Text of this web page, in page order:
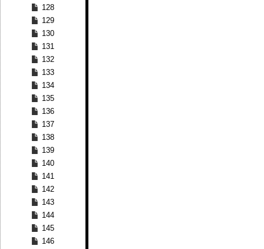
128
129
130
131
132
133
134
135
136
137
138
139
140
141
142
143
144
145
146